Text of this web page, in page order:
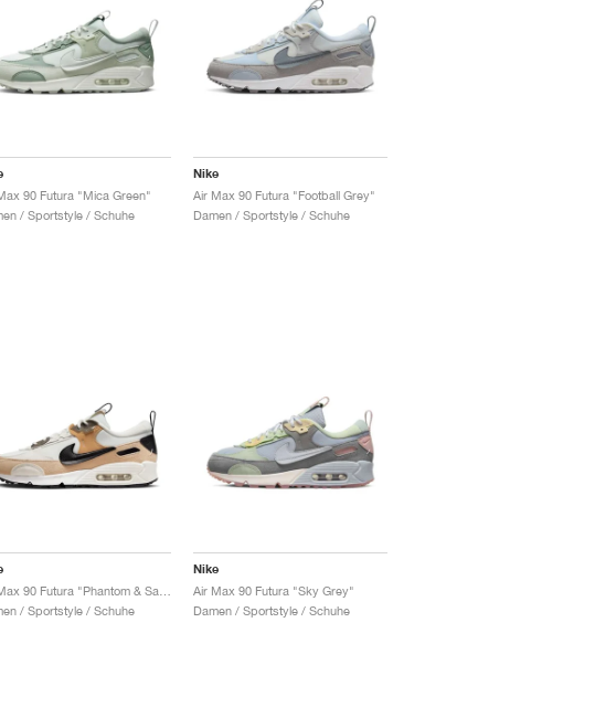
90 Futura "Mica Green"
/ Sportstyle / Schuhe
Nike
Air Max 90 Futura "Football Grey"
Damen / Sportstyle / Schuhe
/ Sportstyle / Schuhe
Nike
Air Max 90 Futura "Sky Grey"
Damen / Sportstyle / Schuhe